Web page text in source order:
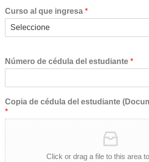
Curso al que ingresa *
Número de cédula del estudiante *
Copia de cédula del estudiante
*
Click or drag a file to this area